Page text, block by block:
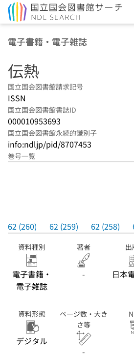
電子書籍・電子雑誌
伝熱
国立国会図書館請求記号
ISSN
国立国会図書館書誌ID
000010953693
国立国会図書館永続的識別子
info:ndljp/pid/8707453
巻号一覧
62 (260) 62 (259) 62 (258)
資料種別
電子書籍・
電子雑誌
著者
- 日本
資料形態
デジタル
ページ数・大き
さ等
-